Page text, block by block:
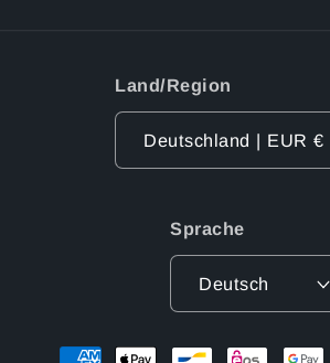
Land/Region
Deutschland | EUR €
Sprache
Deutsch
Zahlungsmethoden